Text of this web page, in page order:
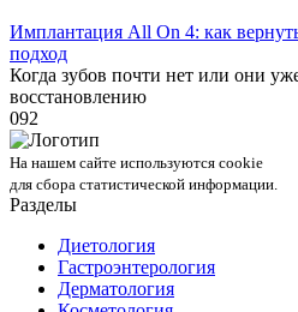
Имплантация All On 4: как
подход
Когда зубов почти нет или они
восстановлению
092
На нашем сайте используются cookie
для сбора статистической информации.
Разделы
Диетология
Гастроэнтерология
Дерматология